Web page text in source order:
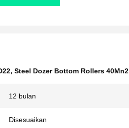
, Steel Dozer Bottom Rollers 40Mn2
12 bulan
Disesuaikan